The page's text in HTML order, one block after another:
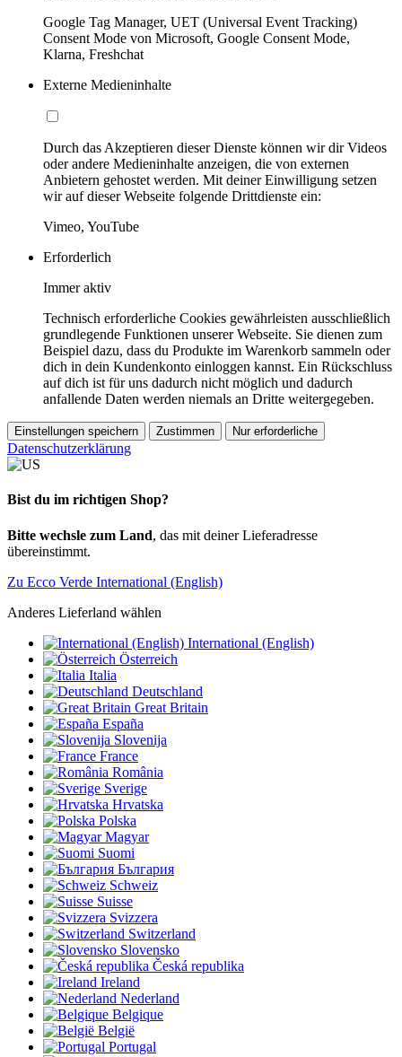
Google Tag Manager, UET (Universal Event Tracking)
Consent Mode von Microsoft, Google Consent Mode,
Klarna, Freshchat
Externe Medieninhalte
Durch das Akzeptieren dieser Dienste können wir dir Videos
oder andere Medieninhalte anzeigen, die von externen
Anbietern gehostet werden. Mit deiner Einwilligung setzen
wir auf dieser Webseite folgende Drittdienste ein:
Vimeo, YouTube
Erforderlich
Immer aktiv
Technisch erforderliche Cookies gewährleisten ausschließlich
grundlegende Funktionen unserer Webseite. Sie dienen zum
Beispiel dazu, dass du Produkte im Warenkorb sammeln oder
dich in dein Kundenkonto einloggen kannst. Ein Rückschluss
auf dich ist für uns dadurch nicht möglich und dadurch
anfallende Daten werden niemals an Dritte weitergegeben.
Einstellungen speichern Zustimmen Nur erforderliche
Datenschutzerklärung
Bist du im richtigen Shop?
Bitte wechsle zum Land, das mit deiner Lieferadresse
übereinstimmt.
Zu Ecco Verde International (English)
Anderes Lieferland wählen
International (English)
Österreich
Italia
Deutschland
Great Britain
España
Slovenija
France
România
Sverige
Hrvatska
Polska
Magyar
Suomi
България
Schweiz
Suisse
Svizzera
Switzerland
Slovensko
Česká republika
Ireland
Nederland
Belgique
België
Portugal